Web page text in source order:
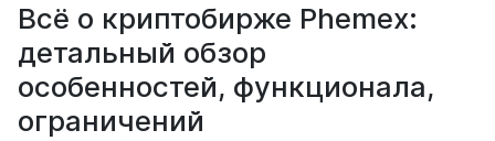
Всё о криптобирже Phemex:
детальный обзор
особенностей, функционала,
ограничений